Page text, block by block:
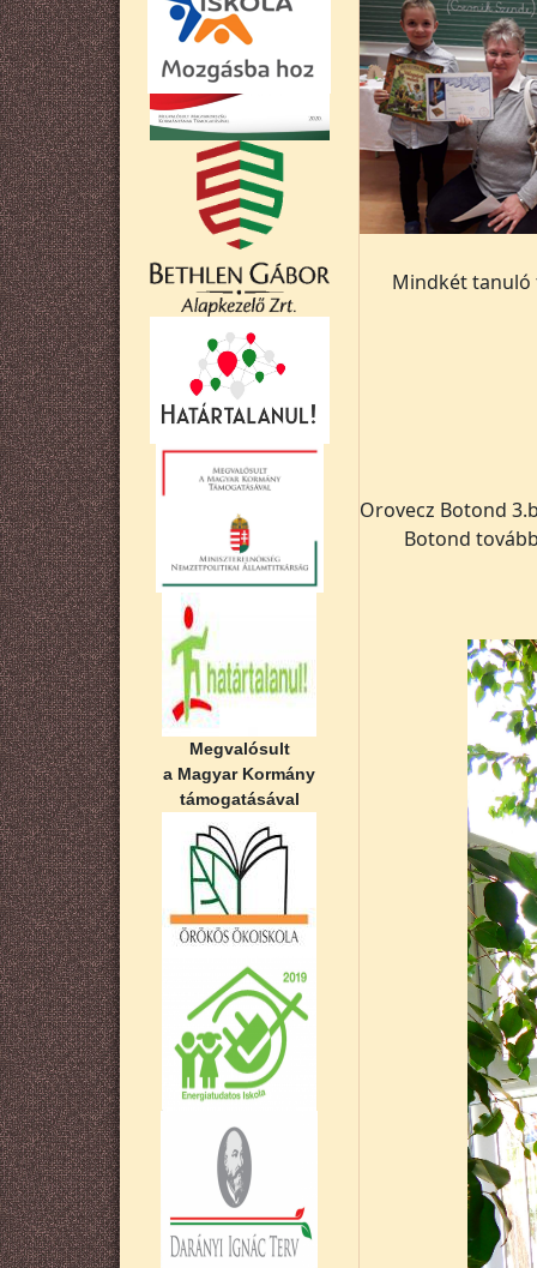
Megvalósult
a Magyar Kormány
támogatásával
Mindkét tanuló
Orovecz Botond
Botond